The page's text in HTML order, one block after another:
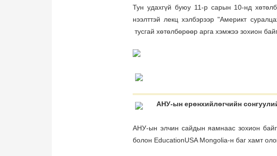
Тун удахгүй буюу 11-р сарын 10-нд
нээлттэй лекц хэлбэрээр "Америкт
тусгай хөтөлбөрөөр арга хэмжээ зохион
АНУ-ын ерөнхийлөгчийн
АНУ-ын элчин сайдын яамнаас зохион
болон EducationUSA Mongolia-н баг хамт